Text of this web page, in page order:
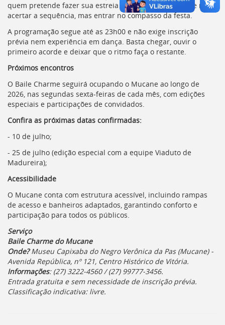
quem pretende fazer sua estreia na pista. O importante não é
acertar a sequência, mas entrar no compasso da festa.
A programação segue até as 23h00 e não exige inscrição
prévia nem experiência em dança. Basta chegar, ouvir o
primeiro acorde e deixar que o ritmo faça o restante.
Próximos encontros
O Baile Charme seguirá ocupando o Mucane ao longo de
2026, nas segundas sexta-feiras de cada mês, com edições
especiais e participações de convidados.
Confira as próximas datas confirmadas:
- 10 de julho;
- 25 de julho (edição especial com a equipe Viaduto de
Madureira);
Acessibilidade
O Mucane conta com estrutura acessível, incluindo rampas
de acesso e banheiros adaptados, garantindo conforto e
participação para todos os públicos.
Serviço
Baile Charme do Mucane
Onde?Museu Capixaba do Negro Verônica da Pas (Mucane) -
Avenida República, nº 121, Centro Histórico de Vitória.
Informações: (27) 3222-4560 / (27) 99777-3456.
Entrada gratuita e sem necessidade de inscrição prévia.
Classificação indicativa: livre.